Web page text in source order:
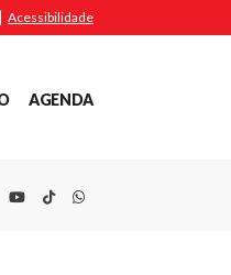
Acessibilidade
AGENDA
Youtube
TikTokWhatsapp